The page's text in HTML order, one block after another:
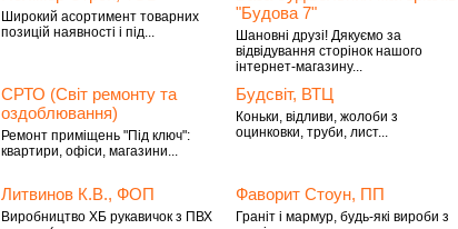
Широкий асортимент товарних
позицій наявності і під...
"Будова 7"
Шановні друзі! Дякуємо за
відвідування сторінок нашого
інтернет-магазину...
СРТО (Світ ремонту та
оздоблювання)
Ремонт приміщень "Під ключ":
квартири, офіси, магазини...
Будсвіт, ВТЦ
Коньки, відливи, жолоби з
оцинковки, труби, лист...
Литвинов К.В., ФОП
Виробництво ХБ рукавичок з ПВХ
Фаворит Стоун, ПП
Граніт і мармур, будь-які вироби з